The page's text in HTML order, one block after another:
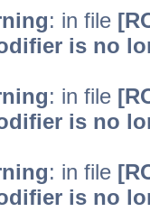
: in file
is no
: in file
is no
: in file
is no